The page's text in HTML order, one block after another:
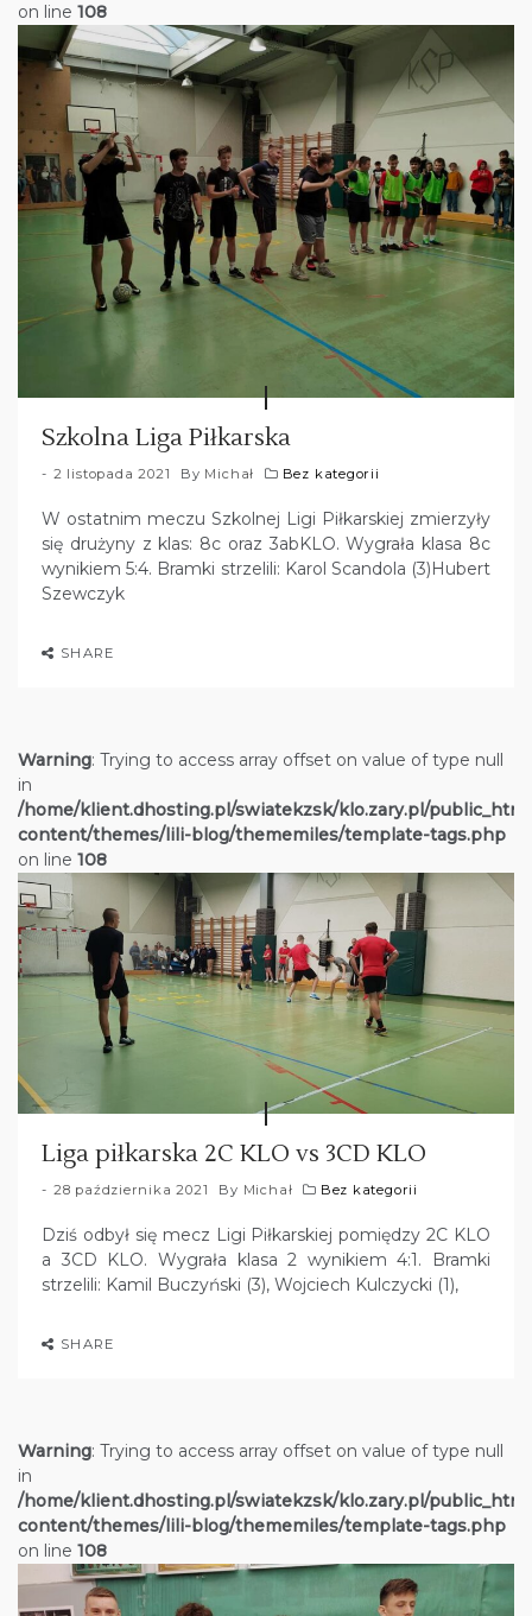
on line 108
Szkolna Liga Piłkarska
2 listopada 2021 By Michał Bez kategorii
W ostatnim meczu Szkolnej Ligi Piłkarskiej zmierzyły
się drużyny z klas: 8c oraz 3abKLO. Wygrała klasa 8c
wynikiem 5:4. Bramki strzelili: Karol Scandola (3)Hubert
Szewczyk
SHARE
Warning: Trying to access array offset on value of type null
in
/home/klient.dhosting.pl/swiatekzsk/klo.zary.pl/
content/themes/lili-blog/thememiles/template-tags.php
on line 108
Liga piłkarska 2C KLO vs 3CD KLO
28 października 2021 By Michał Bez kategorii
Dziś odbył się mecz Ligi Piłkarskiej pomiędzy 2C KLO
a 3CD KLO. Wygrała klasa 2 wynikiem 4:1. Bramki
strzelili: Kamil Buczyński (3), Wojciech Kulczycki (1),
SHARE
Warning: Trying to access array offset on value of type null
in
/home/klient.dhosting.pl/swiatekzsk/klo.zary.pl/
content/themes/lili-blog/thememiles/template-tags.php
on line 108